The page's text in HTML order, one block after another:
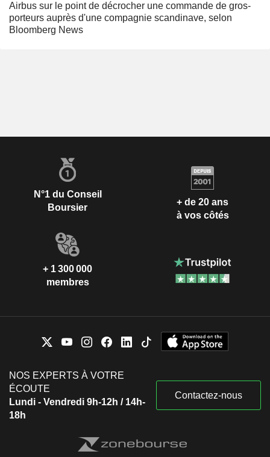
Airbus sur le point de décrocher une commande de gros-
porteurs auprès d'une compagnie scandinave, selon
Bloomberg News
N°1 du Conseil
Boursier
+ de 20 ans
à vos côtés
+ 1 300 000
membres
NOS EXPERTS À VOTRE
ÉCOUTE
Lundi - Vendredi 9h-12h / 14h-
18h
Contactez-nous